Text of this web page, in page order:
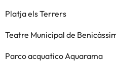
Platja els Terrers
Teatre Municipal de
Parco acquatico Aquarama